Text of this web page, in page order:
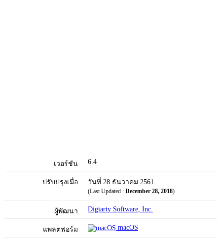
เวอร์ชัน 6.4
ปรับปรุงเมื่อ วันที่ 28 ธันวาคม 2561
(Last Updated : December 28, 2018)
ผู้พัฒนา Digiarty Software, Inc.
แพลตฟอร์ม macOS